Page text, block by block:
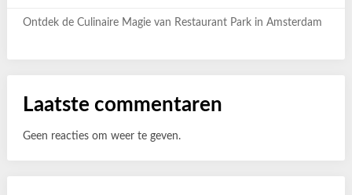
Ontdek de Culinaire Magie van Restaurant Park in Amsterdam
Laatste commentaren
Geen reacties om weer te geven.